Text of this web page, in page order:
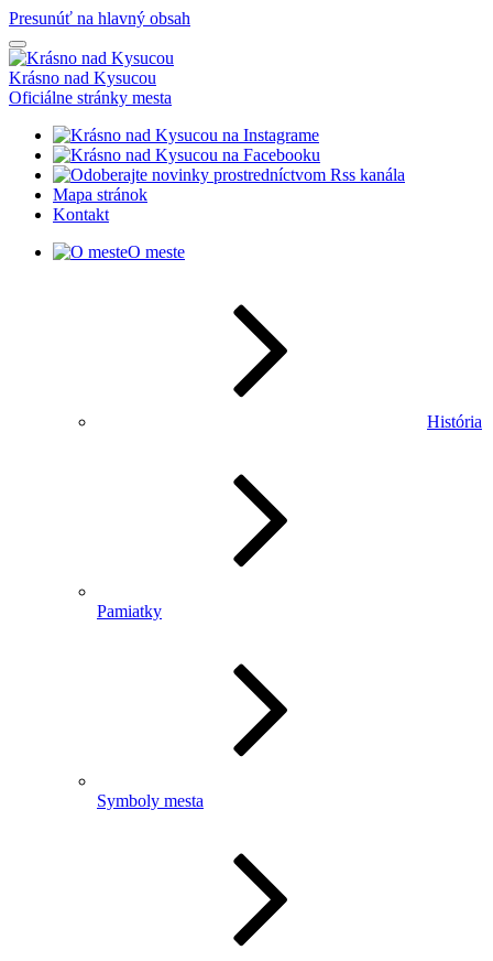
Presunúť na hlavný obsah
Krásno nad Kysucou
Oficiálne stránky mesta
Mapa stránok
Kontakt
O meste
História
Pamiatky
Symboly mesta